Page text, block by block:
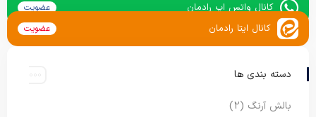
کانال واتس اپ رادمان عضویت
کانال ایتا رادمان عضویت
دسته بندی ها
بالش آرنگ (2)